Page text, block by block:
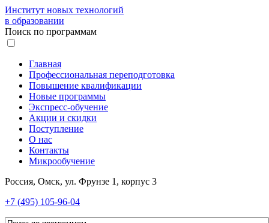
Институт новых технологий
в образовании
Поиск по программам
Главная
Профессиональная переподготовка
Повышение квалификации
Новые программы
Экспресс-обучение
Акции и скидки
Поступление
О нас
Контакты
Микрообучение
Россия, Омск, ул. Фрунзе 1, корпус 3
+7 (495) 105-96-04